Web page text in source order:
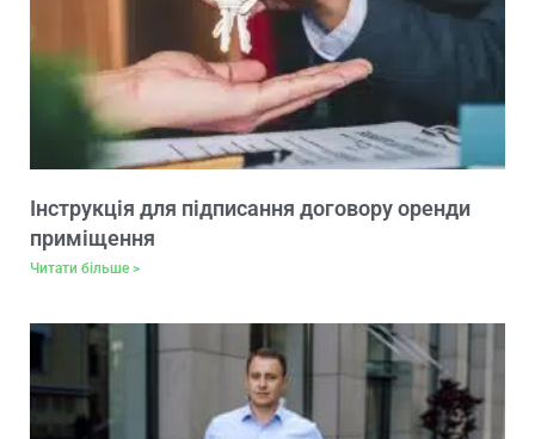
Інструкція для підписання договору оренди
приміщення
Читати більше >